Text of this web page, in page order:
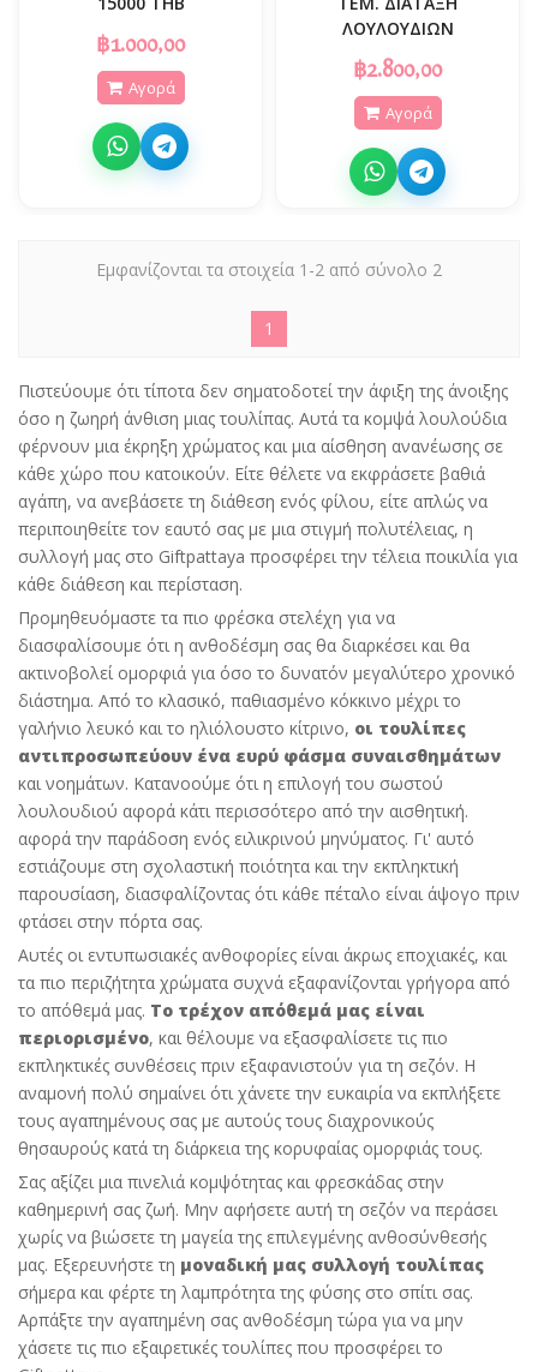
฿1.000,00
Αγορά
ΛΟΥΛΟΥΔΙΏΝ
฿2.800,00
Αγορά
Εμφανίζονται τα στοιχεία 1-2 από σύνολο 2
1
Πιστεύουμε ότι τίποτα δεν σηματοδοτεί την άφιξη της άνοιξης
όσο η ζωηρή άνθιση μιας τουλίπας. Αυτά τα κομψά λουλούδια
φέρνουν μια έκρηξη χρώματος και μια αίσθηση ανανέωσης σε
κάθε χώρο που κατοικούν. Είτε θέλετε να εκφράσετε βαθιά
αγάπη, να ανεβάσετε τη διάθεση ενός φίλου, είτε απλώς να
περιποιηθείτε τον εαυτό σας με μια στιγμή πολυτέλειας, η
συλλογή μας στο Giftpattaya προσφέρει την τέλεια ποικιλία για
κάθε διάθεση και περίσταση.
Προμηθευόμαστε τα πιο φρέσκα στελέχη για να
διασφαλίσουμε ότι η ανθοδέσμη σας θα διαρκέσει και θα
ακτινοβολεί ομορφιά για όσο το δυνατόν μεγαλύτερο χρονικό
διάστημα. Από το κλασικό, παθιασμένο κόκκινο μέχρι το
γαλήνιο λευκό και το ηλιόλουστο κίτρινο, οι τουλίπες
αντιπροσωπεύουν ένα ευρύ φάσμα συναισθημάτων
και νοημάτων. Κατανοούμε ότι η επιλογή του σωστού
λουλουδιού αφορά κάτι περισσότερο από την αισθητική.
αφορά την παράδοση ενός ειλικρινού μηνύματος. Γι' αυτό
εστιάζουμε στη σχολαστική ποιότητα και την εκπληκτική
παρουσίαση, διασφαλίζοντας ότι κάθε πέταλο είναι άψογο πριν
φτάσει στην πόρτα σας.
Αυτές οι εντυπωσιακές ανθοφορίες είναι άκρως εποχιακές, και
τα πιο περιζήτητα χρώματα συχνά εξαφανίζονται γρήγορα από
το απόθεμά μας. Το τρέχον απόθεμά μας είναι
περιορισμένο, και θέλουμε να εξασφαλίσετε τις πιο
εκπληκτικές συνθέσεις πριν εξαφανιστούν για τη σεζόν. Η
αναμονή πολύ σημαίνει ότι χάνετε την ευκαιρία να εκπλήξετε
τους αγαπημένους σας με αυτούς τους διαχρονικούς
θησαυρούς κατά τη διάρκεια της κορυφαίας ομορφιάς τους.
Σας αξίζει μια πινελιά κομψότητας και φρεσκάδας στην
καθημερινή σας ζωή. Μην αφήσετε αυτή τη σεζόν να περάσει
χωρίς να βιώσετε τη μαγεία της επιλεγμένης ανθοσύνθεσής
μας. Εξερευνήστε τη μοναδική μας συλλογή τουλίπας
σήμερα και φέρτε τη λαμπρότητα της φύσης στο σπίτι σας.
Αρπάξτε την αγαπημένη σας ανθοδέσμη τώρα για να μην
χάσετε τις πιο εξαιρετικές τουλίπες που προσφέρει το